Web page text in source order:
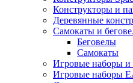
Конструкторы и
Деревянные
Самокаты и
Беговелы
Самокаты
Игровые наборы и
Игровые наборы